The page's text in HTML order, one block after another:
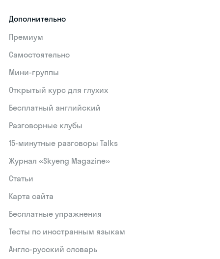
Дополнительно
Премиум
Самостоятельно
Мини-группы
Открытый курс для глухих
Бесплатный английский
Разговорные клубы
15‑минутные разговоры Talks
Журнал «Skyeng Magazine»
Статьи
Карта сайта
Бесплатные упражнения
Тесты по иностранным языкам
Англо-русский словарь